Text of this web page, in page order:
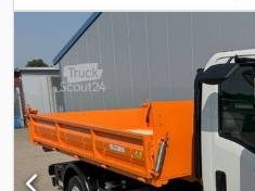
ABS, centrālā atslēga,
(ESP), gaisa kondicionēšana,